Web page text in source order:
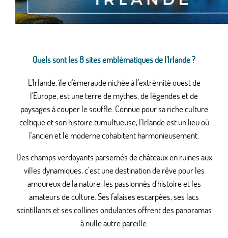
Quels sont les 8 sites emblématiques de l'Irlande ?
L'Irlande, île d'émeraude nichée à l'extrémité ouest de
l'Europe, est une terre de mythes, de légendes et de
paysages à couper le souffle. Connue pour sa riche culture
celtique et son histoire tumultueuse, l'Irlande est un lieu où
l'ancien et le moderne cohabitent harmonieusement.
Des champs verdoyants parsemés de châteaux en ruines aux
villes dynamiques, c’est une destination de rêve pour les
amoureux de la nature, les passionnés d'histoire et les
amateurs de culture. Ses falaises escarpées, ses lacs
scintillants et ses collines ondulantes offrent des panoramas
à nulle autre pareille.